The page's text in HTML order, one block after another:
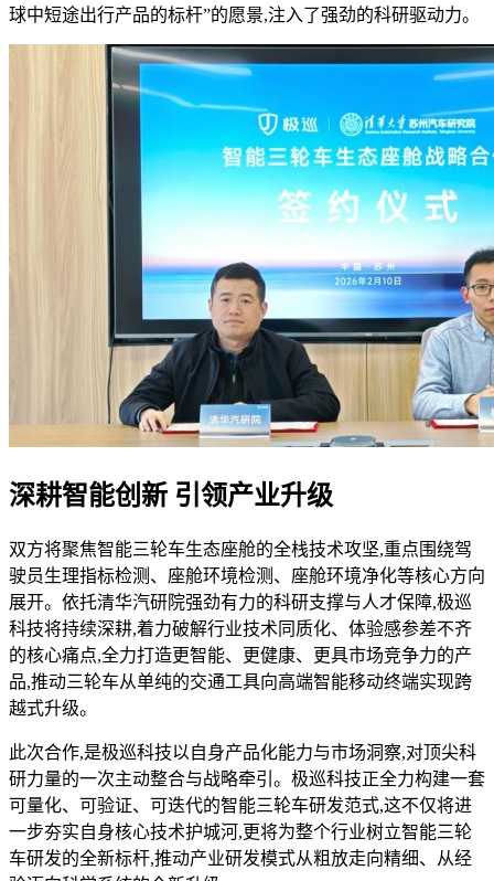
球中短途出行产品的标杆”的愿景,注入了强劲的科研驱动力。
深耕智能创新 引领产业升级
双方将聚焦智能三轮车生态座舱的全栈技术攻坚,重点围绕驾
驶员生理指标检测、座舱环境检测、座舱环境净化等核心方向
展开。依托清华汽研院强劲有力的科研支撑与人才保障,极巡
科技将持续深耕,着力破解行业技术同质化、体验感参差不齐
的核心痛点,全力打造更智能、更健康、更具市场竞争力的产
品,推动三轮车从单纯的交通工具向高端智能移动终端实现跨
越式升级。
此次合作,是极巡科技以自身产品化能力与市场洞察,对顶尖科
研力量的一次主动整合与战略牵引。极巡科技正全力构建一套
可量化、可验证、可迭代的智能三轮车研发范式,这不仅将进
一步夯实自身核心技术护城河,更将为整个行业树立智能三轮
车研发的全新标杆,推动产业研发模式从粗放走向精细、从经